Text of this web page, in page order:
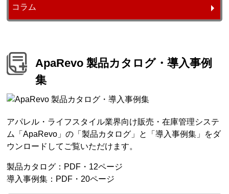
コラム
ApaRevo 製品カタログ・導入事例
集
アパレル・ライフスタイル業界向け販売・在庫管理システ
ム「ApaRevo」の「製品カタログ」と「導入事例集」をダ
ウンロードしてご覧いただけます。
製品カタログ：PDF・12ページ
導入事例集：PDF・20ページ